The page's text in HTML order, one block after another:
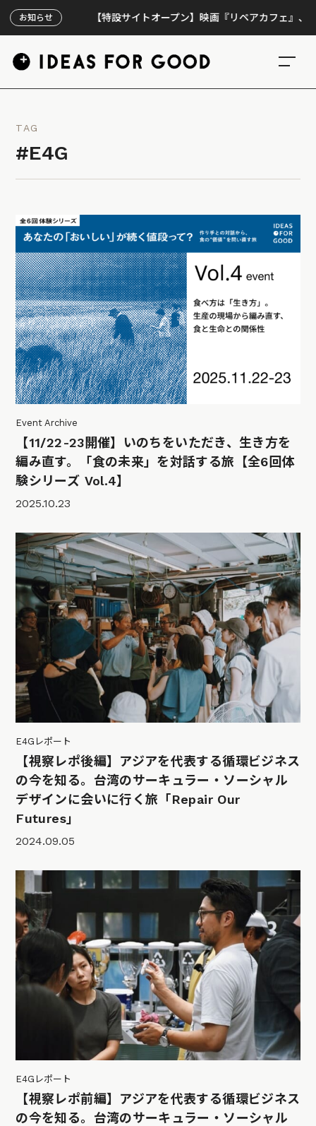
お知らせ 【特設サイトオープン】映画『リペアカフェ』、上映300
TAG
#E4G
Event Archive
【11/22-23開催】いのちをいただき、生き方を
編み直す。「食の未来」を対話する旅【全6回体
験シリーズ Vol.4】
2025.10.23
E4Gレポート
【視察レポ後編】アジアを代表する循環ビジネス
の今を知る。台湾のサーキュラー・ソーシャル
デザインに会いに行く旅「Repair Our
Futures」
2024.09.05
E4Gレポート
【視察レポ前編】アジアを代表する循環ビジネス
の今を知る。台湾のサーキュラー・ソーシャル